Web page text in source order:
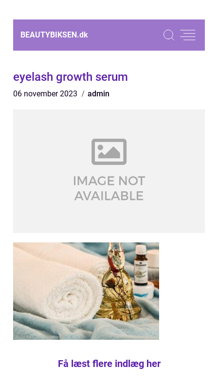
BEAUTYBIKSEN.dk
eyelash growth serum
06 november 2023 admin
Få læst flere indlæg her